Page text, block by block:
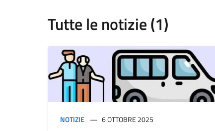
Tutte le notizie (1)
NOTIZIE 6 OTTOBRE 2025